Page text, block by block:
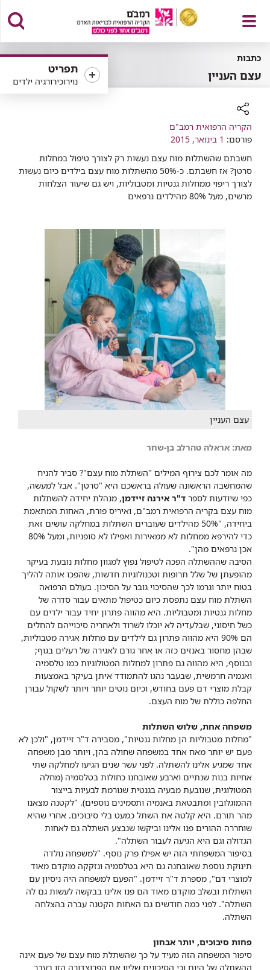
פתח
תפריט
תפריט
נוירוכירורגיה ילדים
כתבות
עצם העניין
רכיב
שיתוף
הקריה הרפואית רמב"ם
פורסם: 1 בינואר, 2015
חשבתם שהשתלות מוח עצם נעשות רק לצורך טיפול במחלות
סרטן? אז חשבתם. כ-50% מהשתלות מוח עצם בילדים כיום נעשות
לצורך ריפוי ממחלות גנטיות ומטבוליות, ויש גם שיעור הצלחות
מרשים, מעל 80% מהילדים נרפאים
עצם העניין
מאת: אראלה טהרלב בן-שחר
מה אומר לכם צירוף המילים "השתלת מוח עצם"? סביר להניח
שהמחשבה הראשונה שעולה בראשכם היא "סרטן". אבל למעשה,
כפי שיודעות לספר ד"ר אירנה זיידמן, מנהלת יחידה להשתלות
מוח עצם בקריה הרפואית רמב"ם, ואיריס פורת, האחות המתאמת
ביחידה, "50% מהילדים שעוברים השתלות במחלקה עושים זאת
כדי להירפא ממחלות לא ממאירות ואפילו לא סופניות, ומעל 80%
אכן נרפאים מהן".
הסיבה שההשתלה הפכה לטיפול נפוץ למגוון מחלות נובעת בעיקר
מהופעתן של שלל תרופות וטכנולוגיות חדשות, שהפכו אותה להליך
בטוח יותר וגרמו לכך שהסיכוי גובר על הסיכון. בעולם הרפואה
השתלת מוח עצם נתפסת כיום כטיפול מתאים עבור סדרה של
מחלות גנטיות ומטבוליות. היא מהווה פתרון יחיד עבור ילדים עם
כשל חיסוני, שבלעדיה לא יוכלו לשרוד ולאחריה סיכוייהם להחלים
הם 90% היא מהווה פתרון גם לילדים עם מחלות אגירה מטבוליות,
שבהן מחסור באנזים כזה או אחר גורם לאגירה של רעלים בגוף;
ובנוסף, היא מהווה גם פתרון למחלות המטולוגיות כמו טלסמיה
ואנמיה חרמשית, שבעבר נהגו להתמודד איתן בעיקר באמצעות
קבלת מוצרי דם פעם בחודש, וכיום נוטים יותר ויותר לשקול עבורן
החלפה כוללת של מוח העצם.
משפחה אחת, שלוש השתלות
"מחלות מטבוליות הן מחלות גנטיות", מסבירה ד"ר זיידמן, "ולכן לא
פעם יש יותר מאח אחד במשפחה שחולה בהן, ויותר מבן משפחה
אחד שמגיע אלינו להשתלה. לפני עשר שנים הגיעו למחלקה שתי
אחיות בנות שנתיים וארבע שאובחנו כחולות בטלסמיה (מחלה
המטולוגית, שנובעת מבעיה בגנטית שגורמת לבעיות בייצור
ההמוגלובין ומתבטאת באנמיה ותסמינים נוספים). "לקטנה מצאנו
מהר תורם. היא קלטה את השתל כמעט בלי סיבוכים. אחרי שהיא
שוחררה ההורים פנו אלינו וביקשו שנבצע השתלה גם לאחות
הגדולה וגם היא הגיעה לעבור השתלה".
בסיפור המשפחתי הזה יש אפילו פרק נוסף. "למשפחה נולדה
תינוקת נוספת שאובחנה גם היא בטלסמיה ונזקקה מוקדם מאוד
למוצרי דם", מספרת ד"ר זיידמן. "הפעם למשפחה היה ניסיון עם
השתלות ובשלב מוקדם מאוד הם פנו אלינו בבקשה לעשות גם לה
השתלה". לפני כמה חודשים גם האחות הקטנה עברה בהצלחה
השתלה.
פחות סיבוכים, יותר אבחון
סיפור המשפחה הזה מעיד על כך שהשתלת מוח עצם של פעם אינה
ההשתלה של היום וכי הסיכונים שליוו את הפרוצדורה הזו בעבר